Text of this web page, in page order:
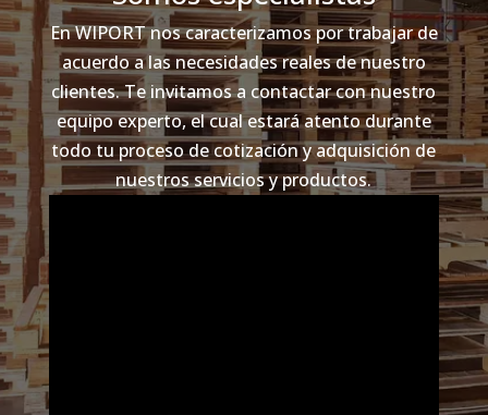
En WIPORT nos caracterizamos por trabajar de
acuerdo a las necesidades reales de nuestro
clientes. Te invitamos a contactar con nuestro
equipo experto, el cual estará atento durante
todo tu proceso de cotización y adquisición de
nuestros servicios y productos.